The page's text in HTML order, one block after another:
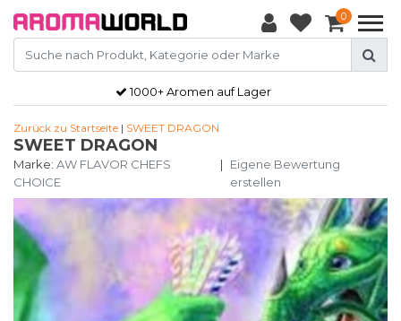
0
1000+ Aromen auf Lager
Zurück zu Startseite | SWEET DRAGON
SWEET DRAGON
Marke: AW FLAVOR CHEFS
CHOICE
|
Eigene Bewertung
erstellen